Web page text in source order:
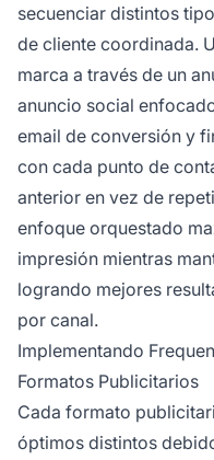
secuenciar distintos
de cliente coordinada.
marca a través de un
anuncio social
email de conversión y
con cada punto de
anterior en vez de
enfoque orquestado
impresión mientras
logrando mejores
por canal.
Implementando
Formatos Publicitarios
Cada formato
óptimos distintos